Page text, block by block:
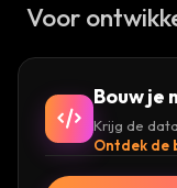
Voor
Bouw je
Krijg de
Ontdek de